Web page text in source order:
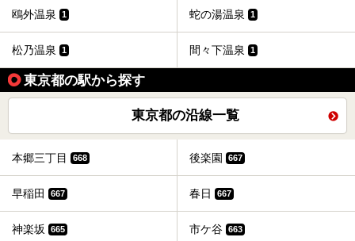
鴎外温泉 1 蛇の湯温泉 1
松乃温泉 1 間々下温泉 1
東京都の駅から探す
東京都の沿線一覧
本郷三丁目 668 後楽園 667
早稲田 667 春日 667
神楽坂 665 市ケ谷 663